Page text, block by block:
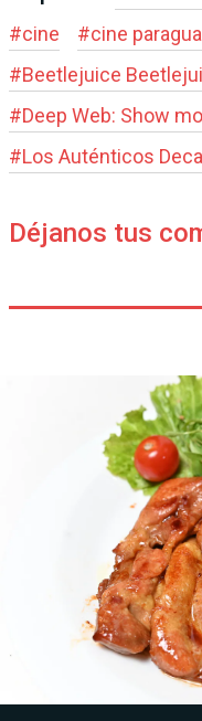
#cine #cine
#Beetlejuice
#Deep Web: Show
#Los Auténticos
Déjanos tus